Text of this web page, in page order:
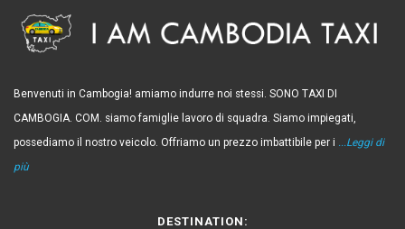
Benvenuti in Cambogia! amiamo indurre noi stessi. SONO TAXI DI
CAMBOGIA. COM. siamo famiglie lavoro di squadra. Siamo impiegati,
possediamo il nostro veicolo. Offriamo un prezzo imbattibile per i ...Leggi di
più
DESTINATION: